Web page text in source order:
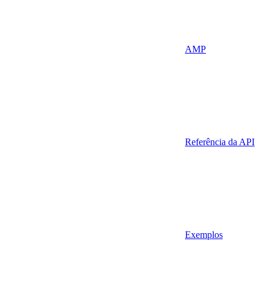
AMP
Referência da API
Exemplos